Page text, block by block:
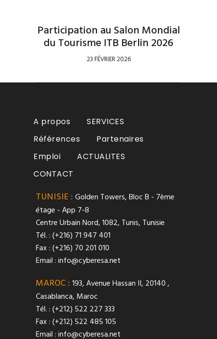
Participation au Salon Mondial
du Tourisme ITB Berlin 2026
23 FÉVRIER 2026
A propos
SERVICES
Références
Partenaires
Emploi
ACTUALITES
CONTACT
TUNISIE : Golden Towers, Bloc B - 7ème
étage - App 7-8
Centre Urbain Nord, 1082, Tunis, Tunisie
Tél. : (+216) 71 947 401
Fax : (+216) 70 201 010
Email :info@cyberesa.net
MAROC : 193, Avenue Hassan II, 20140 ,
Casablanca, Maroc
Tél. : (+212) 522 227 333
Fax : (+212) 522 485 105
Email :info@cyberesa.net